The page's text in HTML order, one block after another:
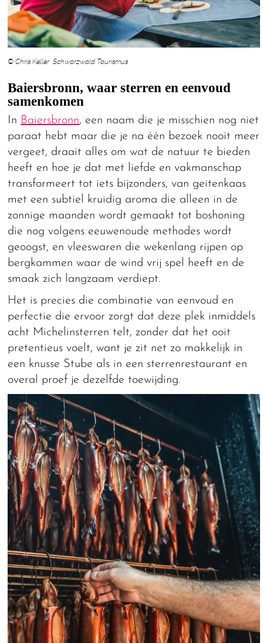
© Chris Keller Schwarzwald Tourismus
Baiersbronn, waar sterren en eenvoud
samenkomen
In Baiersbronn, een naam die je misschien nog niet
paraat hebt maar die je na één bezoek nooit meer
vergeet, draait alles om wat de natuur te bieden
heeft en hoe je dat met liefde en vakmanschap
transformeert tot iets bijzonders, van geitenkaas
met een subtiel kruidig aroma die alleen in de
zonnige maanden wordt gemaakt tot boshoning
die nog volgens eeuwenoude methodes wordt
geoogst, en vleeswaren die wekenlang rijpen op
bergkammen waar de wind vrij spel heeft en de
smaak zich langzaam verdiept.
Het is precies die combinatie van eenvoud en
perfectie die ervoor zorgt dat deze plek inmiddels
acht Michelinsterren telt, zonder dat het ooit
pretentieus voelt, want je zit net zo makkelijk in
een knusse Stube als in een sterrenrestaurant en
overal proef je dezelfde toewijding.